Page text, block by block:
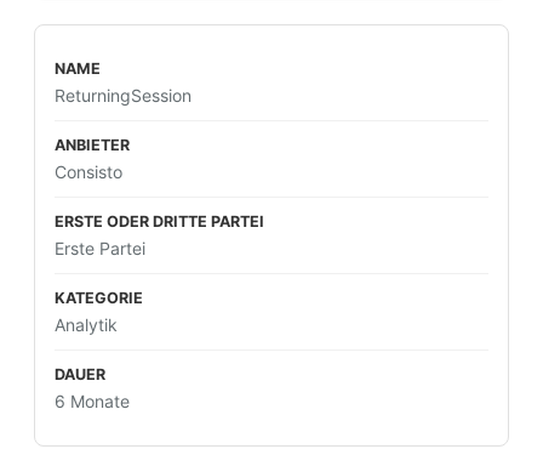
ReturningSession
Consisto
Erste Partei
Analytik
6 Monate